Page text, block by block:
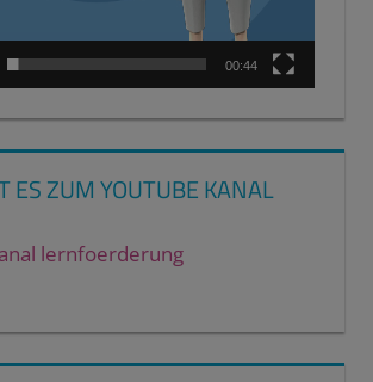
00:44
ES ZUM YOUTUBE KANAL
lernfoerderung